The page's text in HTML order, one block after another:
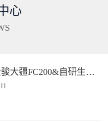
、处理、分析及成果传输一体
卫星双链路通讯功能，在全
智能判。*具体价格面议
心
中电金骏大疆FC200&自研生态新品体验会圆满举办
11